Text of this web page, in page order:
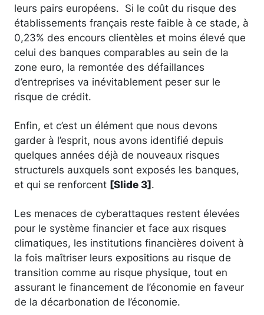
leurs pairs européens. Si le coût du risque des
établissements français reste faible à ce stade, à
0,23% des encours clientèles et moins élevé que
celui des banques comparables au sein de la
zone euro, la remontée des défaillances
d’entreprises va inévitablement peser sur le
risque de crédit.
Enfin, et c’est un élément que nous devons
garder à l’esprit, nous avons identifié depuis
quelques années déjà de nouveaux risques
structurels auxquels sont exposés les banques,
et qui se renforcent [Slide 3].
Les menaces de cyberattaques restent élevées
pour le système financier et face aux risques
climatiques, les institutions financières doivent à
la fois maîtriser leurs expositions au risque de
transition comme au risque physique, tout en
assurant le financement de l’économie en faveur
de la décarbonation de l’économie.